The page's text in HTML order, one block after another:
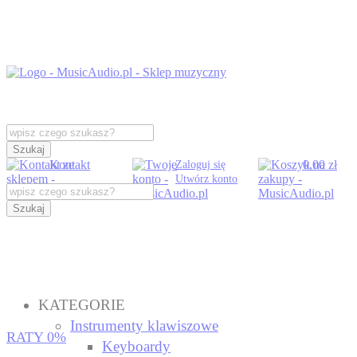
Szukaj
Kontakt
Zaloguj się
Utwórz konto
0,00 zł
Szukaj
KATEGORIE
Instrumenty klawiszowe
Keyboardy
RATY 0%